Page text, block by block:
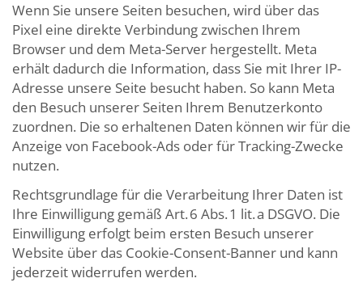
Wenn Sie unsere Seiten besuchen, wird über das
Pixel eine direkte Verbindung zwischen Ihrem
Browser und dem Meta-Server hergestellt. Meta
erhält dadurch die Information, dass Sie mit Ihrer IP-
Adresse unsere Seite besucht haben. So kann Meta
den Besuch unserer Seiten Ihrem Benutzerkonto
zuordnen. Die so erhaltenen Daten können wir für die
Anzeige von Facebook-Ads oder für Tracking-Zwecke
nutzen.
Rechtsgrundlage für die Verarbeitung Ihrer Daten ist
Ihre Einwilligung gemäß Art. 6 Abs. 1 lit. a DSGVO. Die
Einwilligung erfolgt beim ersten Besuch unserer
Website über das Cookie-Consent-Banner und kann
jederzeit widerrufen werden.